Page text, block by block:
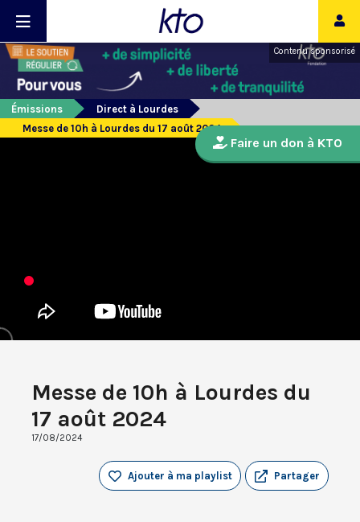
Contenu sponsorisé
Émissions
Direct à Lourdes
Messe de 10h à Lourdes du 17 août 2024
Messe de 10h à Lourdes du
17 août 2024
17/08/2024
Partager
Ajouter à ma playlist
Faire un don à KTO